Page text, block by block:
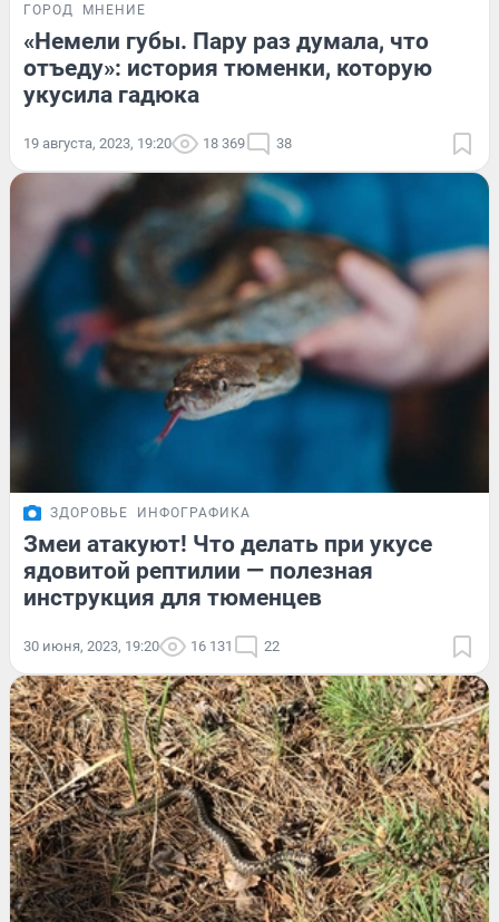
ГОРОД МНЕНИЕ
«Немели губы. Пару раз думала, что
отъеду»: история тюменки, которую
укусила гадюка
19 августа, 2023, 19:20 18 369 38
ЗДОРОВЬЕ ИНФОГРАФИКА
Змеи атакуют! Что делать при укусе
ядовитой рептилии — полезная
инструкция для тюменцев
30 июня, 2023, 19:20 16 131 22